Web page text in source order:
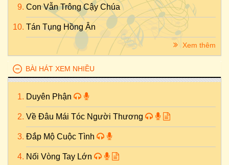
Con Vẫn Trông Cậy Chúa
Tán Tụng Hồng Ân
Xem thêm
BÀI HÁT XEM NHIỀU
Duyên Phận
Về Đâu Mái Tóc Người Thương
Đắp Mộ Cuộc Tình
Nối Vòng Tay Lớn